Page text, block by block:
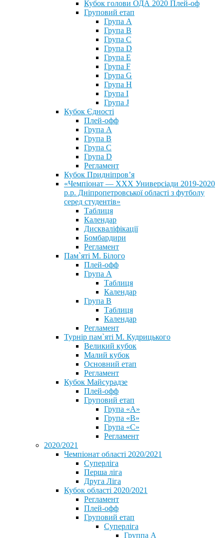
Кубок голови ОДА 2020 Плей-оф
Груповий етап
Група A
Група B
Група C
Група D
Група E
Група F
Група G
Група H
Група I
Група J
Кубок Єдності
Плей-офф
Група А
Група В
Група С
Група D
Регламент
Кубок Придніпров’я
«Чемпіонат — ХХХ Универсіади 2019-2020
р.р. Дніпропетровської області з футболу
серед студентів»
Таблиця
Календар
Дискваліфікації
Бомбардири
Регламент
Пам`яті М. Білого
Плей-офф
Група А
Таблиця
Календар
Група В
Таблиця
Календар
Регламент
Турнір пам`яті М. Кудрицького
Великий кубок
Малий кубок
Основний етап
Регламент
Кубок Майсурадзе
Плей-офф
Груповий етап
Група «А»
Група «B»
Група «C»
Регламент
2020/2021
Чемпіонат області 2020/2021
Суперліга
Перша ліга
Друга Ліга
Кубок області 2020/2021
Регламент
Плей-офф
Груповий етап
Суперліга
Группа A